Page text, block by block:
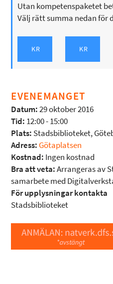
Utan kompetenspaketet
Välj rätt summa nedan för
EVENEMANGET
Datum:29 oktober 2016
Tid: 12:00 - 15:00
Plats: Stadsbiblioteket,
Adress: Götaplatsen
Kostnad: Ingen kostnad
Bra att veta:Arrangeras av
samarbete med
För upplysningar kontakta
Stadsbiblioteket